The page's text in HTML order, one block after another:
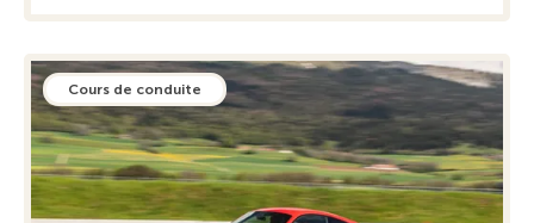
Cours de conduite